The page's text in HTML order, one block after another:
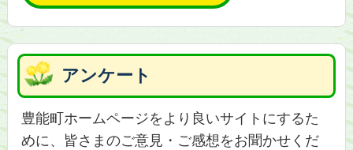
アンケート
豊能町ホームページをより良いサイトにするた
めに、皆さまのご意見・ご感想をお聞かせくだ